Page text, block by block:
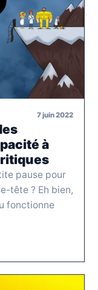
7 juin 2022
à
pause pour
tête ? Eh bien,
fonctionne